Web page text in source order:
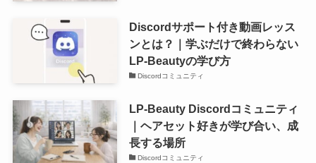
Discordサポート付き動画レッス
ンとは？｜学ぶだけで終わらない
LP-Beautyの学び方
Discordコミュニティ
LP-Beauty Discordコミュニティ
｜ヘアセット好きが学び合い、成
長する場所
Discordコミュニティ